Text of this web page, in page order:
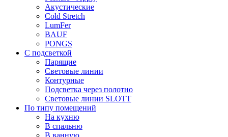
Акустические
Cold Stretch
LumFer
BAUF
PONGS
С подсветкой
Парящие
Световые линии
Контурные
Подсветка через полотно
Световые линии SLOTT
По типу помещений
На кухню
В спальню
В ванную